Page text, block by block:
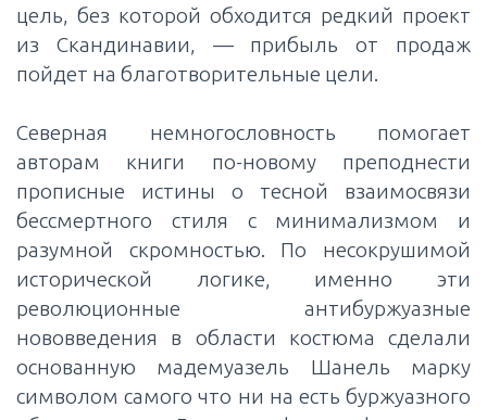
цель, без которой обходится редкий проект
из Скандинавии, — прибыль от продаж
пойдет на благотворительные цели.
Северная немногословность помогает
авторам книги по-новому преподнести
прописные истины о тесной взаимосвязи
бессмертного стиля с минимализмом и
разумной скромностью. По несокрушимой
исторической логике, именно эти
революционные антибуржуазные
нововведения в области костюма сделали
основанную мадемуазель Шанель марку
символом самого что ни на есть буржуазного